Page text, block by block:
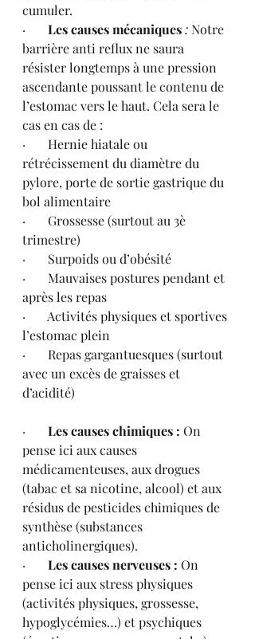
cumuler.
· Les causes mécaniques : Notre
barrière anti reflux ne saura
résister longtemps à une pression
ascendante poussant le contenu de
l’estomac vers le haut. Cela sera le
cas en cas de :
·       Hernie hiatale ou
rétrécissement du diamètre du
pylore, porte de sortie gastrique du
bol alimentaire
·       Grossesse (surtout au 3è
trimestre)
·       Surpoids ou d’obésité
·       Mauvaises postures pendant et
après les repas
·       Activités physiques et sportives
l’estomac plein
·       Repas gargantuesques (surtout
avec un excès de graisses et
d’acidité)
· Les causes chimiques : On
pense ici aux causes
médicamenteuses, aux drogues
(tabac et sa nicotine, alcool) et aux
résidus de pesticides chimiques de
synthèse (substances
anticholinergiques).
· Les causes nerveuses : On
pense ici aux stress physiques
(activités physiques, grossesse,
hypoglycémies…) et psychiques